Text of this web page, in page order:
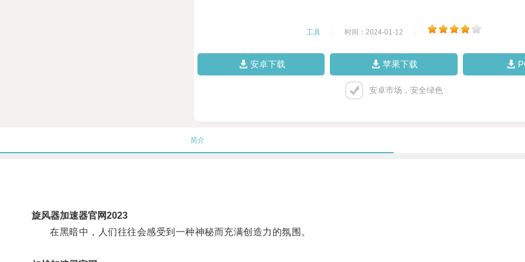
工具 时间：2024-01-12
安卓下载 苹果下载
安卓市场，安全绿色
简介
旋风器加速器官网2023
在黑暗中，人们往往会感受到一种神秘而充满创造力的氛围。